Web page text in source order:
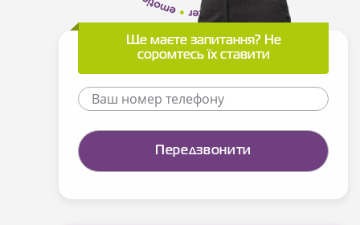
Ще маєте запитання? Не
соромтесь їх ставити